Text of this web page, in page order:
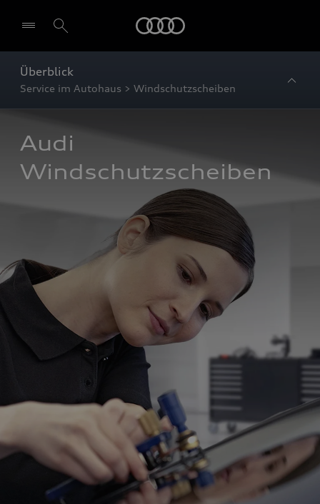
Überblick
Service im Autohaus > Windschutzscheiben
Audi
Windschutzscheiben